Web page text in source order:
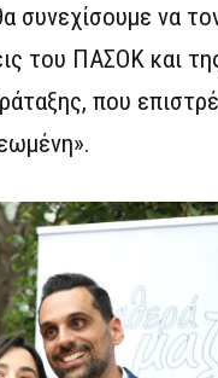
συνεχίσουμε να
του ΠΑΣΟΚ και
που